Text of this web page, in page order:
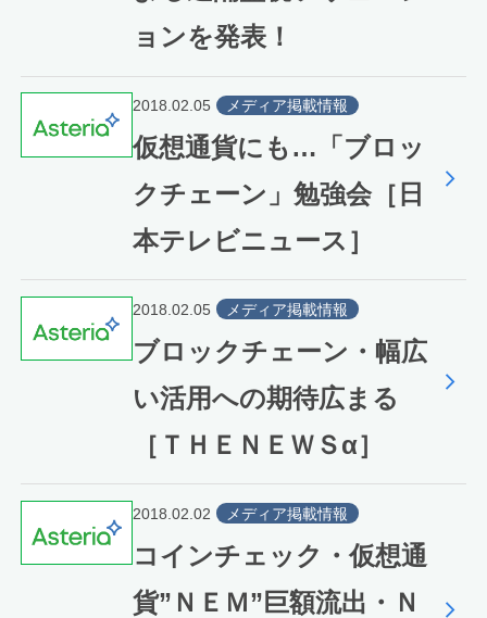
ョンを発表！
2018.02.05 メディア掲載情報
仮想通貨にも…「ブロッ
クチェーン」勉強会［日
本テレビニュース］
2018.02.05 メディア掲載情報
ブロックチェーン・幅広
い活用への期待広まる
［ＴＨＥＮＥＷＳα］
2018.02.02 メディア掲載情報
コインチェック・仮想通
貨”ＮＥＭ”巨額流出・Ｎ